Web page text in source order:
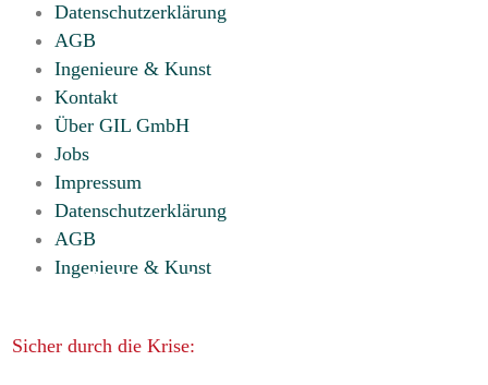
Datenschutzerklärung
AGB
Ingenieure & Kunst
Kontakt
Über GIL GmbH
Jobs
Impressum
Datenschutzerklärung
AGB
Ingenieure & Kunst
Sicher durch die Krise: